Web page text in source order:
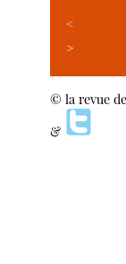
<
>
© la revue
&